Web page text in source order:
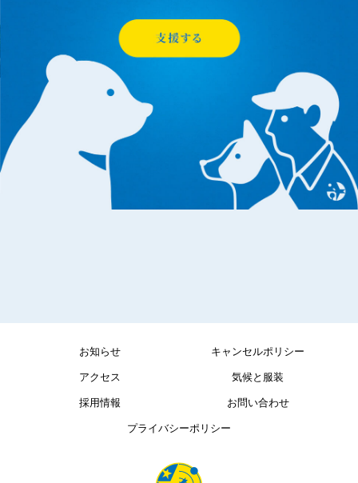
お知らせ キャンセルポリシー
アクセス 気候と服装
採用情報 お問い合わせ
プライバシーポリシー